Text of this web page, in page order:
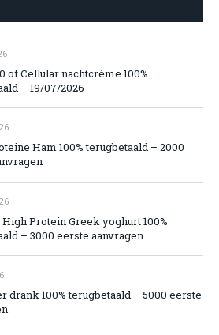
of Cellular nachtcrème 100%
– 19/07/2026
Ham 100% terugbetaald – 2000
Protein Greek yoghurt 100%
– 3000 eerste aanvragen
drank 100% terugbetaald – 5000 eerste